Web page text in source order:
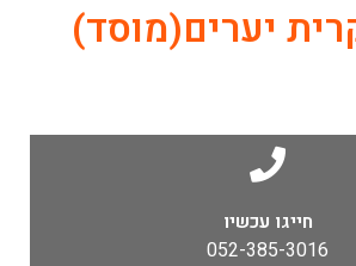
יערים(מוסד)
חייגו עכשיו
052-385-3016